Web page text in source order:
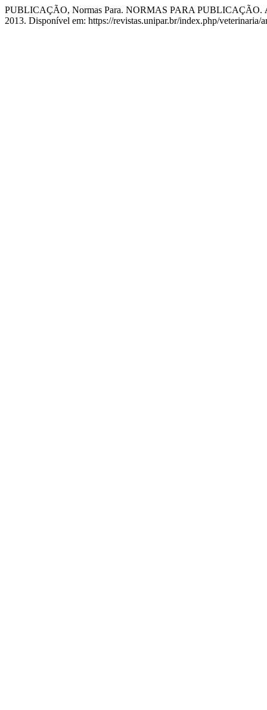
PUBLICAÇÃO, Normas Para. NORMAS PARA PUBLICAÇÃO.
2013. Disponível em: https://revistas.unipar.br/index.php/veterinaria/